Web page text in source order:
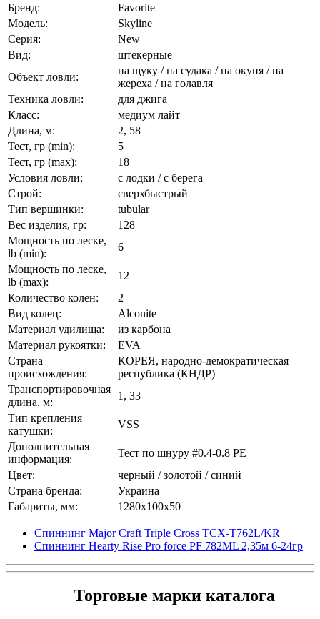
Бренд:
Favorite
Модель:
Skyline
Серия:
New
Вид:
штекерные
Объект ловли:
на щуку / на судака / на окуня / на
жереха / на голавля
Техника ловли:
для джига
Класс:
медиум лайт
Длина, м:
2, 58
Тест, гр (min):
5
Тест, гр (max):
18
Условия ловли:
с лодки / с берега
Строй:
сверхбыстрый
Тип вершинки:
tubular
Вес изделия, гр:
128
Мощность по леске,
lb (min):
6
Мощность по леске,
lb (max):
12
Количество колен:
2
Вид колец:
Alconite
Материал удилища:
из карбона
Материал рукоятки:
EVA
Страна
происхождения:
КОРЕЯ, народно-демократическая
республика (КНДР)
Транспортировочная
длина, м:
1, 33
Тип крепления
катушки:
VSS
Дополнительная
информация:
Тест по шнуру #0.4-0.8 PE
Цвет:
черный / золотой / синий
Страна бренда:
Украина
Габариты, мм:
1280x100x50
Спиннинг Major Craft Triple Cross TCX-T762L/KR
Спиннинг Hearty Rise Pro force PF 782ML 2,35м 6-24гр
Торговые марки каталога